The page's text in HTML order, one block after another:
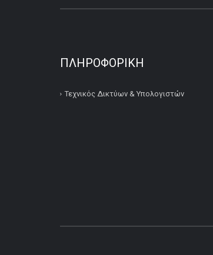
ΠΛΗΡΟΦΟΡΙΚΉ
Τεχνικός Δικτύων & Υπολογιστών